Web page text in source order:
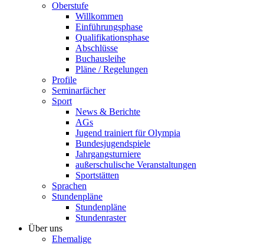
Oberstufe
Willkommen
Einführungsphase
Qualifikationsphase
Abschlüsse
Buchausleihe
Pläne / Regelungen
Profile
Seminarfächer
Sport
News & Berichte
AGs
Jugend trainiert für Olympia
Bundesjugendspiele
Jahrgangsturniere
außerschulische Veranstaltungen
Sportstätten
Sprachen
Stundenpläne
Stundenpläne
Stundenraster
Über uns
Ehemalige